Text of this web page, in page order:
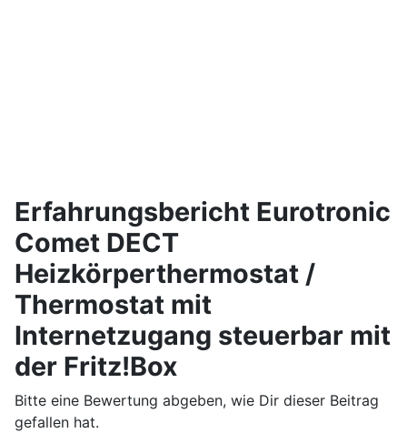
Erfahrungsbericht Eurotronic
Comet DECT
Heizkörperthermostat /
Thermostat mit
Internetzugang steuerbar mit
der Fritz!Box
Bitte eine Bewertung abgeben, wie Dir dieser Beitrag
gefallen hat.